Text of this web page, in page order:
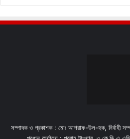
সম্পাদক ও প্রকাশক : মোঃ আশরাফ-উল-হক, নির্বাহী